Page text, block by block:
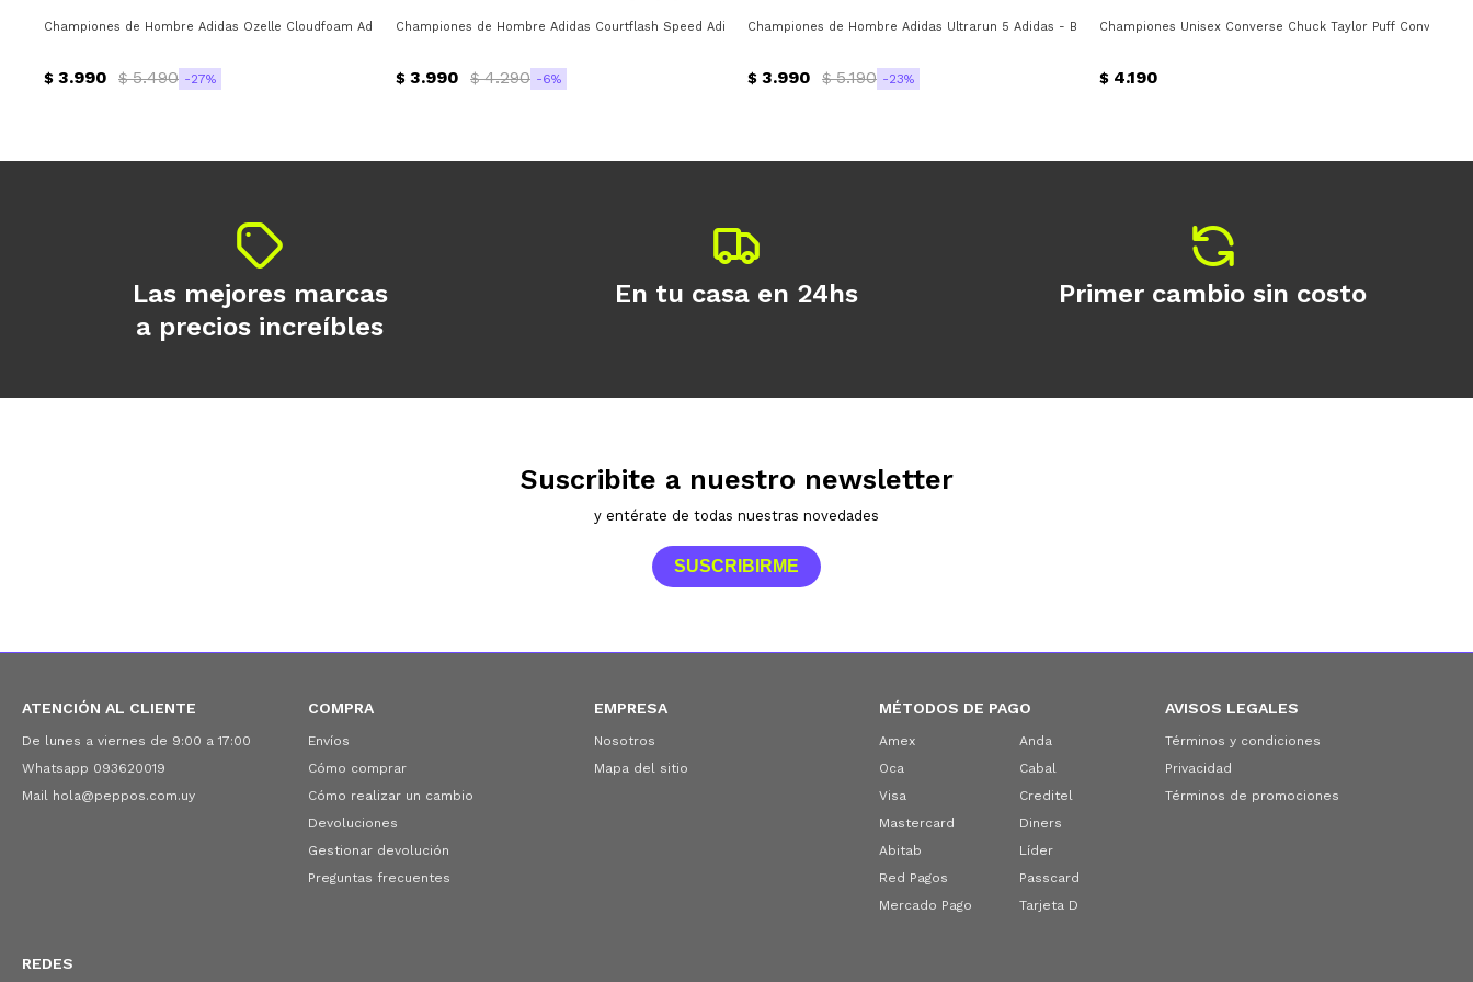
Championes de Hombre Adidas Ozelle Cloudfoam Adidas - Blanco - Gris
$ 3.990 $ 5.490 27
Championes de Hombre Adidas Courtflash Speed Adidas - Blanco - Negro
$ 3.990 $ 4.290 6
Championes de Hombre Adidas Ultrarun 5 Adidas - Blanco - Gris
$ 3.990 $ 5.190 23
Championes Unisex Converse Chuck Taylor Puff Converse -
$ 4.190
ATENCIÓN AL CLIENTE
De lunes a viernes de 9:00 a 17:00
Whatsapp 093620019
Mail hola@peppos.com.uy
COMPRA
Envíos
Cómo comprar
Cómo realizar un cambio
Devoluciones
Gestionar devolución
Preguntas frecuentes
EMPRESA
Nosotros
Mapa del sitio
MÉTODOS DE PAGO
Amex
Oca
Visa
Mastercard
Abitab
Red Pagos
Mercado Pago
Anda
Cabal
Creditel
Diners
Líder
Passcard
Tarjeta D
AVISOS LEGALES
Términos y condiciones
Privacidad
Términos de promociones
REDES
Las mejores marcas
a precios increíbles
En tu casa en 24hs Primer cambio sin costo
Suscribite a nuestro newsletter
y entérate de todas nuestras novedades
SUSCRIBIRME